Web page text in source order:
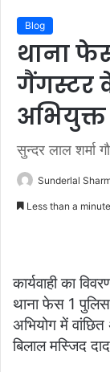
Blog
थाना फेस
गैंगस्टर
अभियुक्त
सुन्दर लाल शर्मा
Sunderlal
Less than a minute
कार्यवाही का
थाना फेस 1
अभियोग में
बिलाल मस्जिद